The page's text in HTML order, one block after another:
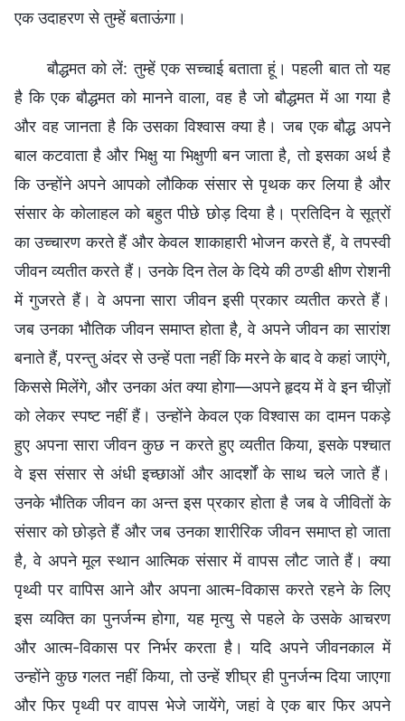
एक उदाहरण से तुम्हें बताऊंगा।
बौद्धमत को लें: तुम्हें एक सच्चाई बताता हूं। पहली बात तो यह
है कि एक बौद्धमत को मानने वाला, वह है जो बौद्धमत में आ गया है
और वह जानता है कि उसका विश्वास क्या है। जब एक बौद्ध अपने
बाल कटवाता है और भिक्षु या भिक्षुणी बन जाता है, तो इसका अर्थ है
कि उन्होंने अपने आपको लौकिक संसार से पृथक कर लिया है और
संसार के कोलाहल को बहुत पीछे छोड़ दिया है। प्रतिदिन वे सूत्रों
का उच्चारण करते हैं और केवल शाकाहारी भोजन करते हैं, वे तपस्वी
जीवन व्यतीत करते हैं। उनके दिन तेल के दिये की ठण्डी क्षीण रोशनी
में गुजरते हैं। वे अपना सारा जीवन इसी प्रकार व्यतीत करते हैं।
जब उनका भौतिक जीवन समाप्त होता है, वे अपने जीवन का सारांश
बनाते हैं, परन्तु अंदर से उन्हें पता नहीं कि मरने के बाद वे कहां जाएंगे,
किससे मिलेंगे, और उनका अंत क्या होगा—अपने हृदय में वे इन चीज़ों
को लेकर स्पष्ट नहीं हैं। उन्होंने केवल एक विश्वास का दामन पकड़े
हुए अपना सारा जीवन कुछ न करते हुए व्यतीत किया, इसके पश्चात
वे इस संसार से अंधी इच्छाओं और आदर्शों के साथ चले जाते हैं।
उनके भौतिक जीवन का अन्त इस प्रकार होता है जब वे जीवितों के
संसार को छोड़ते हैं और जब उनका शारीरिक जीवन समाप्त हो जाता
है, वे अपने मूल स्थान आत्मिक संसार में वापस लौट जाते हैं। क्या
पृथ्वी पर वापिस आने और अपना आत्म-विकास करते रहने के लिए
इस व्यक्ति का पुनर्जन्म होगा, यह मृत्यु से पहले के उसके आचरण
और आत्म-विकास पर निर्भर करता है। यदि अपने जीवनकाल में
उन्होंने कुछ गलत नहीं किया, तो उन्हें शीघ्र ही पुनर्जन्म दिया जाएगा
और फिर पृथ्वी पर वापस भेजे जायेंगे, जहां वे एक बार फिर अपने